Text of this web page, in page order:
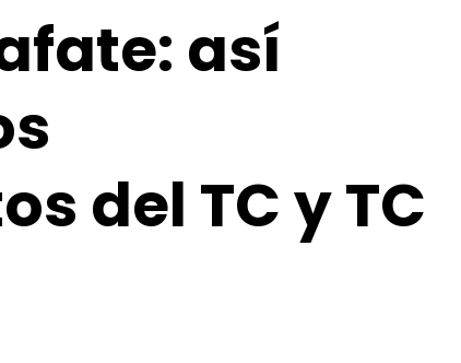
así
del TC y TC